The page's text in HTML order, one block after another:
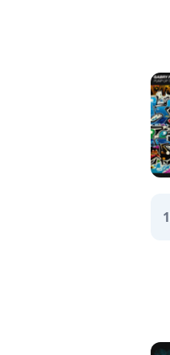
1